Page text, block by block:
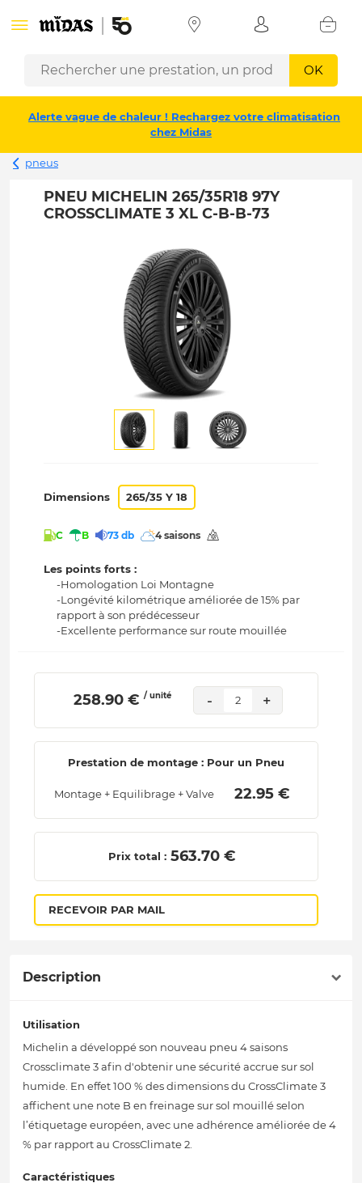
OK
Alerte vague de chaleur ! Rechargez votre climatisation
chez Midas
pneus
PNEU MICHELIN 265/35R18 97Y
CROSSCLIMATE 3 XL C-B-B-73
Dimensions 265/35 Y 18
C B 73 db 4 saisons
Les points forts :
-Homologation Loi Montagne
-Longévité kilométrique améliorée de 15% par
rapport à son prédécesseur
-Excellente performance sur route mouillée
258.90 € / unité - 2 +
Prestation de montage : Pour un Pneu
Montage + Equilibrage + Valve 22.95 €
Prix total : 563.70 €
RECEVOIR PAR MAIL
Description
Utilisation
Michelin a développé son nouveau pneu 4 saisons
Crossclimate 3 afin d'obtenir une sécurité accrue sur sol
humide. En effet 100 % des dimensions du CrossClimate 3
affichent une note B en freinage sur sol mouillé selon
l’étiquetage européen, avec une adhérence améliorée de 4
% par rapport au CrossClimate 2.
Caractéristiques